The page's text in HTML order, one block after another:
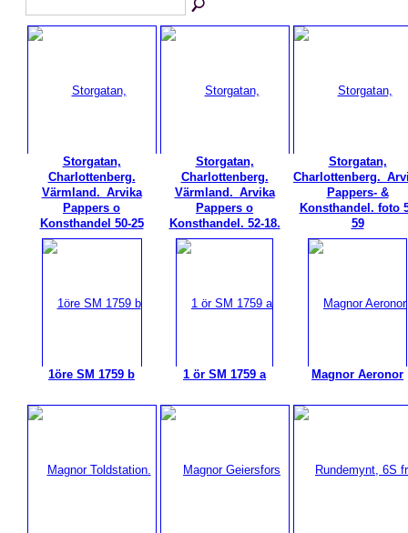
Storgatan,
Charlottenberg.
Värmland._Arvika
Pappers o
Konsthandel 50-25
Storgatan,
Charlottenberg.
Värmland._Arvika
Pappers o
Konsthandel. 52-18.
Storgatan,
Pappers- &
Konsthandel. foto
59
1öre SM 1759 b 1 ör SM 1759 a Magnor Aeronor